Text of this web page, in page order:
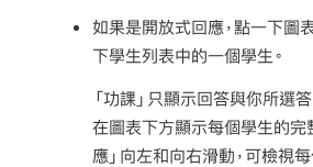
如果是開放式回應，點一下圖
下學生列表中的一個學生。
「功課」只顯示回答與你所選
在圖表下方顯示每個學生的完
應」向左和向右滑動，可檢視